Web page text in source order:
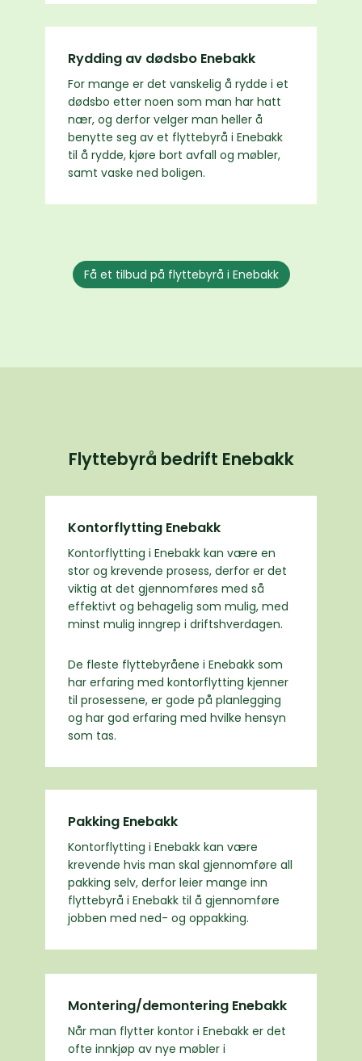
Rydding av dødsbo Enebakk
For mange er det vanskelig å rydde i et
dødsbo etter noen som man har hatt
nær, og derfor velger man heller å
benytte seg av et flyttebyrå i Enebakk
til å rydde, kjøre bort avfall og møbler,
samt vaske ned boligen.
Få et tilbud på flyttebyrå i Enebakk
Flyttebyrå bedrift Enebakk
Kontorflytting Enebakk
Kontorflytting i Enebakk kan være en
stor og krevende prosess, derfor er det
viktig at det gjennomføres med så
effektivt og behagelig som mulig, med
minst mulig inngrep i driftshverdagen.
De fleste flyttebyråene i Enebakk som
har erfaring med kontorflytting kjenner
til prosessene, er gode på planlegging
og har god erfaring med hvilke hensyn
som tas.
Pakking Enebakk
Kontorflytting i Enebakk kan være
krevende hvis man skal gjennomføre all
pakking selv, derfor leier mange inn
flyttebyrå i Enebakk til å gjennomføre
jobben med ned- og oppakking.
Montering/demontering Enebakk
Når man flytter kontor i Enebakk er det
ofte innkjøp av nye møbler i